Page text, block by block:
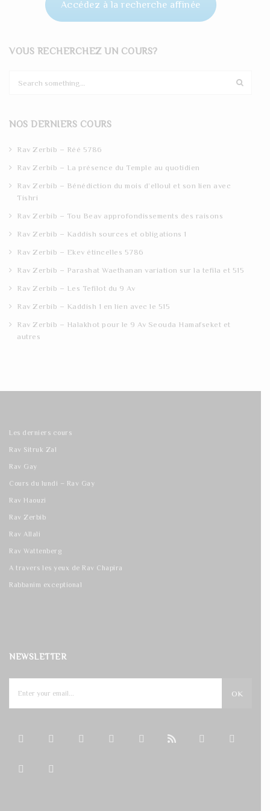
Accédez à la recherche affinée
VOUS RECHERCHEZ UN COURS?
c
NOS DERNIERS COURS
Rav Zerbib – Réé 5786
Rav Zerbib – La présence du Temple au quotidien
Rav Zerbib – Bénédiction du mois d’elloul et son lien avec
Tishri
Rav Zerbib – Tou Beav approfondissements des raisons
Rav Zerbib – Kaddish sources et obligations 1
Rav Zerbib – Ekev étincelles 5786
Rav Zerbib – Parashat Waethanan variation sur la tefila et 515
Rav Zerbib – Les Tefilot du 9 Av
Rav Zerbib – Kaddish 1 en lien avec le 515
Rav Zerbib – Halakhot pour le 9 Av Seouda Hamafseket et
autres
Les derniers cours
Rav Sitruk Zal
Rav Gay
Cours du lundi – Rav Gay
Rav Haouzi
Rav Zerbib
Rav Allali
Rav Wattenberg
A travers les yeux de Rav Chapira
Rabbanim exceptional
NEWSLETTER
OK